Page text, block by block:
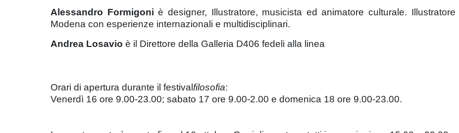
Alessandro Formigoniè designer, Illustratore, musicista ed animatore culturale.
Modena con esperienze internazionali e multidisciplinari.
Andrea Losavio è il Direttore della Galleria D406 fedeli alla linea
Orari di apertura durante il festival filosofia:
Venerdì 16 ore 9.00-23.00; sabato 17 ore 9.00-2.00 e domenica 18 ore 9.00-23.00.